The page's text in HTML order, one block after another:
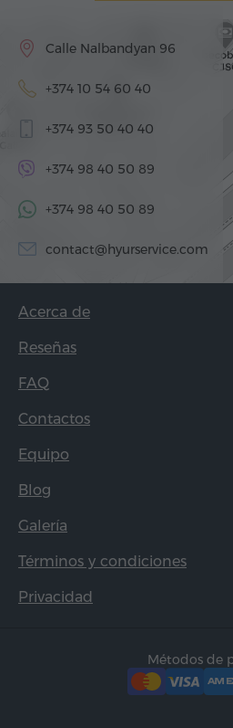
Calle Nalbandyan 96
+374 10 54 60 40
+374 93 50 40 40
+374 98 40 50 89
+374 98 40 50 89
contact@hyurservice.com
Acerca de
Reseñas
FAQ
Contactos
Equipo
Blog
Galería
Términos y condiciones
Privacidad
Métodos de